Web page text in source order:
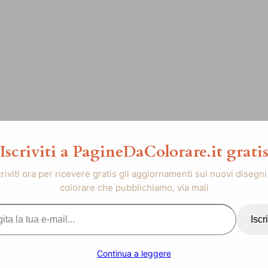
Iscriviti a PagineDaColorare.it gratis
ora per ricevere gratis gli aggiornamenti sui nuovi disegni
colorare che pubblichiamo, via mail
Continua a leggere